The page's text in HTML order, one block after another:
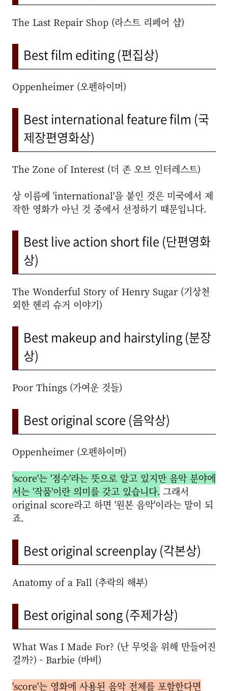
The Last Repair Shop (라스트 리페어 샵)
Best film editing (편집상)
Oppenheimer (오펜하이머)
Best international feature film (국
제장편영화상)
The Zone of Interest (더 존 오브 인터레스트)
상 이름에 'international'을 붙인 것은 미국에서 제
작한 영화가 아닌 것 중에서 선정하기 때문입니다.
Best live action short file (단편영화
상)
The Wonderful Story of Henry Sugar (기상천
외한 헨리 슈거 이야기)
Best makeup and hairstyling (분장
상)
Poor Things (가여운 것들)
Best original score (음악상)
Oppenheimer (오펜하이머)
'score'는 '점수'라는 뜻으로 알고 있지만 음악 분야에
서는 '작품'이란 의미를 갖고 있습니다. 그래서
original score라고 하면 '원본 음악'이라는 말이 되
죠.
Best original screenplay (각본상)
Anatomy of a Fall (추락의 해부)
Best original song (주제가상)
What Was I Made For? (난 무엇을 위해 만들어진
걸까?) - Barbie (바비)
'score'는 영화에 사용된 음악 전체를 포함한다면